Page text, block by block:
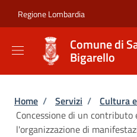
Regione Lombardia
Comune di
Bigarello
Briciole di
Home / Servizi / Cultura
Concessione di un contributo
l'organizzazione di